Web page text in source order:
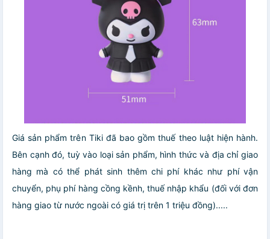
Giá sản phẩm trên Tiki đã bao gồm thuế theo luật hiện hành.
Bên cạnh đó, tuỳ vào loại sản phẩm, hình thức và địa chỉ giao
hàng mà có thể phát sinh thêm chi phí khác như phí vận
chuyển, phụ phí hàng cồng kềnh, thuế nhập khẩu (đối với đơn
hàng giao từ nước ngoài có giá trị trên 1 triệu đồng).....